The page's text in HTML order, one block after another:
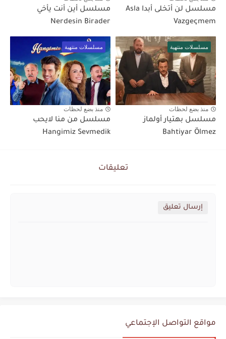
مسلسل لن أتخلى أبدا Asla
Vazgeçmem
مسلسل أين أنت يأخي
Nerdesin Birader
مسلسلات منتهية
منذ بضع لحظات
مسلسل بهتيار أولماز
Bahtiyar Ölmez
مسلسلات منتهية
منذ بضع لحظات
مسلسل من منا لايحب
Hangimiz Sevmedik
تعليقات
إرسال تعليق
مواقع التواصل الإجتماعي